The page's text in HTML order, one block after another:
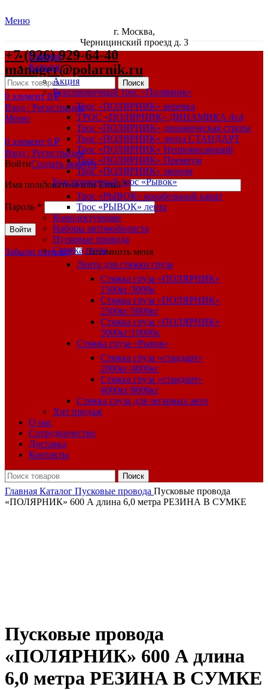
Меню
г. Москва,
Черницинский проезд д. 3
+7 (926) 929-64-40
manager@polarnik.ru
Поиск
0 элемент 0₽
Вход / Регистрация
Меню
0 элемент 0 ₽
Вход / Регистрация
ВойтиСоздать аккаунт
Имя пользователя или Email*
Пароль *
Войти
Забыли пароль? Запомнить меня
Главная
Каталог
Акция
Буксировочный трос «Полярник»
Трос «ПОЛЯРНИК» веревка
ТРОС «ПОЛЯРНИК» ДИНАМИКА 4х4
Трос «ПОЛЯРНИК» динамическая стропа
Трос «ПОЛЯРНИК» лента СТАНДАРТ
Трос «ПОЛЯРНИК» Непровисающий
Трос «ПОЛЯРНИК» Премиум
Трос «ПОЛЯРНИК» эконом
Буксировочный трос «Рывок»
Трос «РЫВОК» корабельный канат
Трос «РЫВОК» лента
Комплектующие
Наборы автомобилиста
Пусковые провода
Стяжка груза
Лента для стяжки груза
Стяжка груза «ПОЛЯРНИК»
1500кг/3000к
Стяжка груза «ПОЛЯРНИК»
2500кг/5000кг
Стяжка груза «ПОЛЯРНИК»
5000кг/10000к
Стяжка груза «Рывок»
Стяжка груза «стандарт»
2000кг/4000кг
Стяжка груза «стандарт»
4000кг/8000кг
Стяжка груза для легковых авто
Хит продаж
О нас
Сотрудничество
Доставка
Контакты
Поиск
Главная Каталог Пусковые провода Пусковые провода
«ПОЛЯРНИК» 600 А длина 6,0 метра РЕЗИНА В СУМКЕ
Пусковые провода
«ПОЛЯРНИК» 600 А длина
6,0 метра РЕЗИНА В СУМКЕ